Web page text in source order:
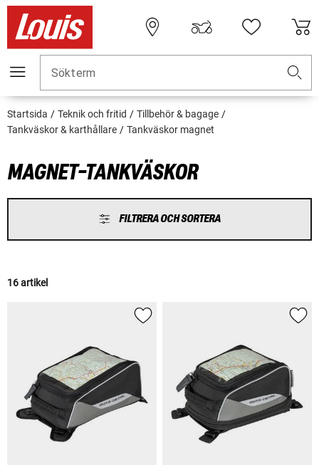
Sökterm
Startsida Teknik och fritid
Tillbehör & bagage
Tankväskor & karthållare
Tankväskor magnet
MAGNET-TANKVÄSKOR
FILTRERA OCH SORTERA
16 artikel